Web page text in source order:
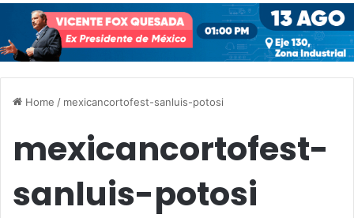
Home / mexicancortofest-sanluis-potosi
mexicancortofest-
sanluis-potosi